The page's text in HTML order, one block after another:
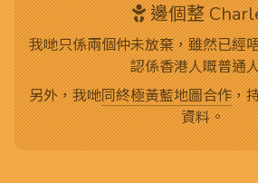
邊個整
我哋只係兩個仲未放棄，雖然已經
認係香港人嘅普通
另外，我哋同終極黃藍地圖合作，
資料。